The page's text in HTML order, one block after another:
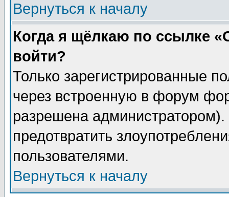
Вернуться к началу
Когда я щёлкаю по ссылке
войти?
Только зарегистрированные
через встроенную в форум
разрешена
предотвратить
пользователями.
Вернуться к началу